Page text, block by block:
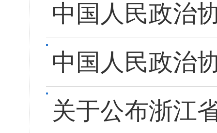
中国人民政治
中国人民政治
关于公布浙江